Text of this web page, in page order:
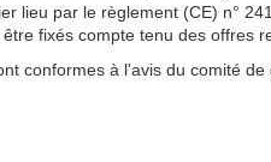
lieu par le règlement (CE) n°
fixés compte tenu des offres
conformes à l'avis du comité de